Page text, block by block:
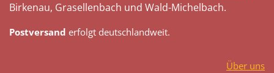
Birkenau, Grasellenbach und Wald-Michelbach.
Postversand erfolgt deutschlandweit.
Über uns